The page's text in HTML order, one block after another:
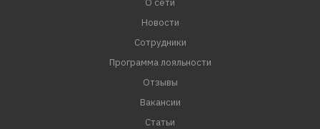
О сети
Новости
Сотрудники
Программа лояльности
Отзывы
Вакансии
Статьи